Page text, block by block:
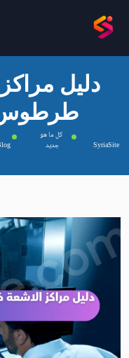
دليل
طرطوس
SyriaSite
كل ما هو
جديد